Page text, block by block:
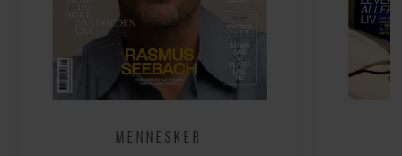
MENNESKER